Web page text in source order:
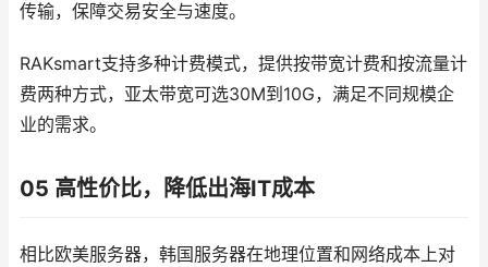
传输，保障交易安全与速度。
RAKsmart支持多种计费模式，提供按带宽计费和按流量计
费两种方式，亚太带宽可选30M到10G，满足不同规模企
业的需求。
05 高性价比，降低出海IT成本
相比欧美服务器，韩国服务器在地理位置和网络成本上对